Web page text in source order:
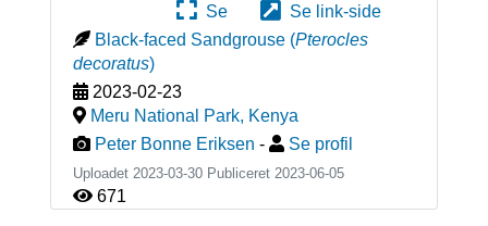
Se
Se link-side
Black-faced Sandgrouse (Pterocles
decoratus)
2023-02-23
Meru National Park, Kenya
Peter Bonne Eriksen - Se profil
Uploadet 2023-03-30 Publiceret 2023-06-05
671